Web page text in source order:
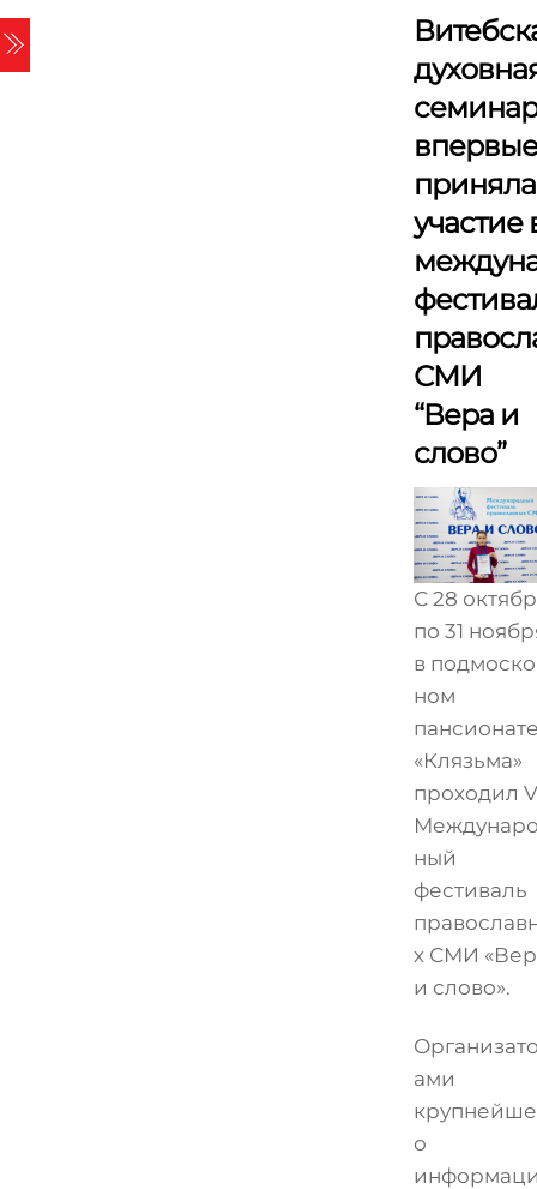
Skip
to
content
впервые
приняла
участие
СМИ
“Вера и
слово”
С 28
по 31
в
ном
«Клязьма»
проходил
ный
фестиваль
х СМИ
и слово».
ами
о